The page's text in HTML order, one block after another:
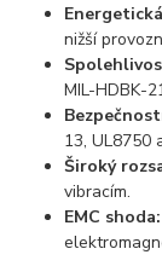
nižší
MIL-HDBK-
13, UL8750
Široký
vibracím.
EMC shoda: